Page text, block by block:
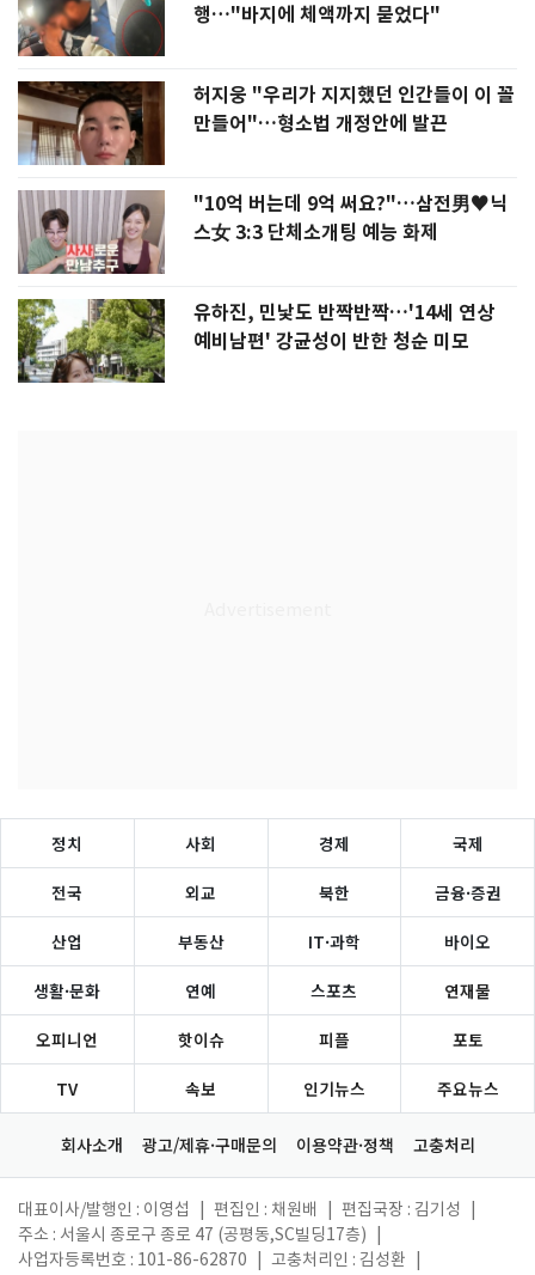
행…"바지에 체액까지 묻었다"
허지웅 "우리가 지지했던 인간들이 이 꼴
만들어"…형소법 개정안에 발끈
"10억 버는데 9억 써요?"…삼전男♥닉
스女 3:3 단체소개팅 예능 화제
유하진, 민낯도 반짝반짝…'14세 연상
예비남편' 강균성이 반한 청순 미모
정치 사회 경제 국제
전국 외교 북한 금융·증권
산업 부동산 IT·과학 바이오
생활·문화 연예 스포츠 연재물
오피니언 핫이슈 피플 포토
TV 속보 인기뉴스 주요뉴스
회사소개 광고/제휴·구매문의 이용약관·정책 고충처리
대표이사/발행인 : 이영섭 편집인 : 채원배 편집국장 : 김기성
주소 : 서울시 종로구 종로 47 (공평동,SC빌딩17층)
사업자등록번호 : 101-86-62870
고충처리인 : 김성환